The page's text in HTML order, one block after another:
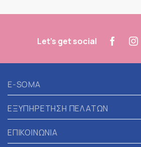
Let's get social
E-SOMA
ΕΞΥΠΗΡΕΤΗΣΗ ΠΕΛΑΤΩΝ
ΕΠΙΚΟΙΝΩΝΙΑ